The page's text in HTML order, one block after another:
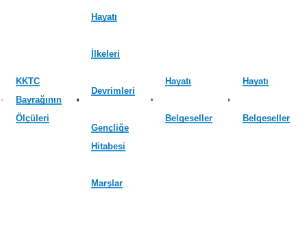
KKTC
Bayrağının
Ölçüleri
Hayatı
İlkeleri
Devrimleri
Gençliğe
Hitabesi
Marşlar
Hayatı
Belgeseller
Hayatı
Belgeseller